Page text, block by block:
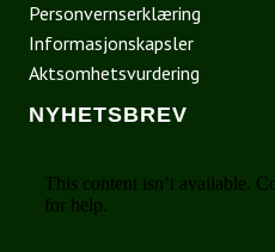
Personvernserklæring
Informasjonskapsler
Aktsomhetsvurdering
NYHETSBREV